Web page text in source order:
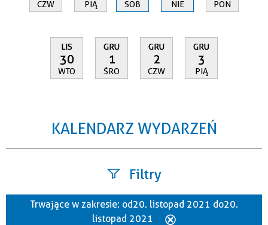
CZW PIĄ SOB NIE PON
LIS
30
WTO
GRU
1
ŚRO
GRU
2
CZW
GRU
3
PIĄ
KALENDARZ WYDARZEŃ
Filtry
Szukana fraza
Trwające w zakresie: od 20. listopad 2021 do 20.
listopad 2021